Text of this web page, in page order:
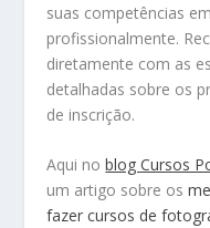
suas competências
profissionalmente.
diretamente com as
detalhadas sobre os
de inscrição.
Aqui noblog Cursos
um artigo sobre os
fazer cursos de